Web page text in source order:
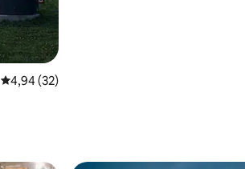
Povprečna ocena: 4,94 od 5, št. mnenj: 32
4,94 (32)